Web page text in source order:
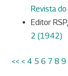
Revista
Editor RSP,
2 (1942)
<< < 4 5 6 7 8 9